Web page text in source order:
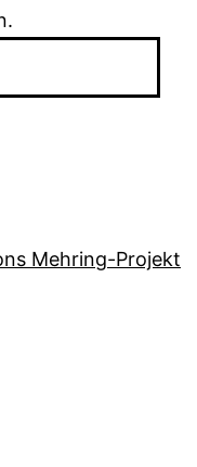
Mehring-Projekt